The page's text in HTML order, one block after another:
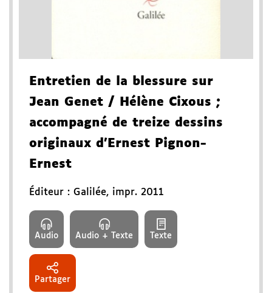
Entretien de la blessure sur
Jean Genet / Hélène Cixous ;
accompagné de treize dessins
originaux d'Ernest Pignon-
Ernest
Éditeur : Galilée, impr. 2011
Audio Audio + Texte Texte
Partager